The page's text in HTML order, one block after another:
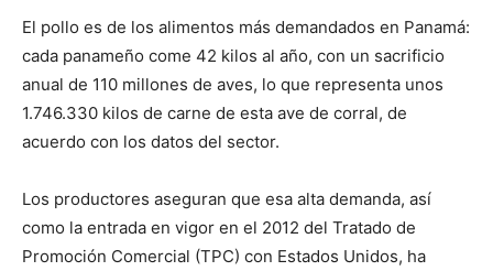
El pollo es de los alimentos más demandados en Panamá:
cada panameño come 42 kilos al año, con un sacrificio
anual de 110 millones de aves, lo que representa unos
1.746.330 kilos de carne de esta ave de corral, de
acuerdo con los datos del sector.
Los productores aseguran que esa alta demanda, así
como la entrada en vigor en el 2012 del Tratado de
Promoción Comercial (TPC) con Estados Unidos, ha